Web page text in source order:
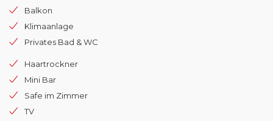
Balkon
Klimaanlage
Privates Bad & WC
Haartrockner
Mini Bar
Safe im Zimmer
TV